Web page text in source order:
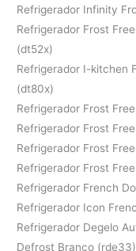
Refrigerador Infinity
Refrigerador Frost
(dt52x)
Refrigerador I-kitchen
(dt80x)
Refrigerador Frost
Refrigerador Frost
Refrigerador Frost
Refrigerador Frost
Refrigerador French
Refrigerador Icon
Refrigerador Degelo
Defrost Branco (rde33)